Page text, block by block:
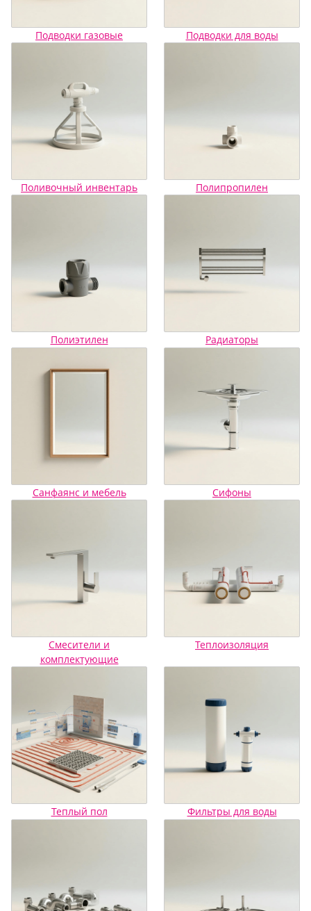
Подводки газовые Подводки для воды
Поливочный инвентарь Полипропилен
Полиэтилен Радиаторы
Санфаянс и мебель Сифоны
Смесители и
комплектующие
Теплоизоляция
Теплый пол Фильтры для воды